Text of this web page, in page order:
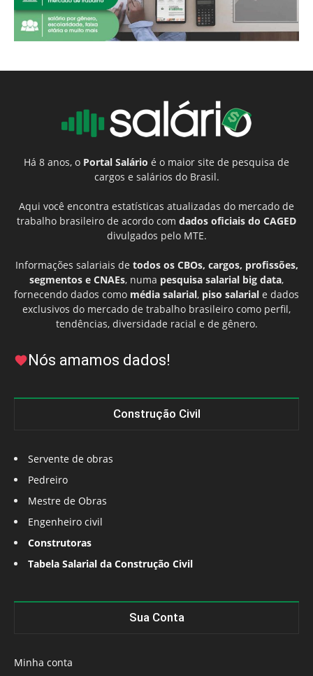
Há 8 anos, o Portal Salário é o maior site de pesquisa de
cargos e salários do Brasil.
Aqui você encontra estatísticas atualizadas do mercado de
trabalho brasileiro de acordo com dados oficiais do CAGED
divulgados pelo MTE.
Informações salariais de todos os CBOs, cargos, profissões,
segmentos e CNAEs, numa pesquisa salarial big data,
fornecendo dados como média salarial, piso salarial e dados
exclusivos do mercado de trabalho brasileiro como perfil,
tendências, diversidade racial e de gênero.
Nós amamos dados!
Construção Civil
Servente de obras
Pedreiro
Mestre de Obras
Engenheiro civil
Construtoras
Tabela Salarial da Construção Civil
Sua Conta
Minha conta